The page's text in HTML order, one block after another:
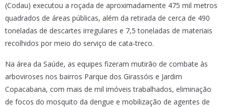
(Codau) executou a roçada de aproximadamente 475 mil metros
quadrados de áreas públicas, além da retirada de cerca de 490
toneladas de descartes irregulares e 7,5 toneladas de materiais
recolhidos por meio do serviço de cata-treco.
Na área da Saúde, as equipes fizeram mutirão de combate às
arboviroses nos bairros Parque dos Girassóis e Jardim
Copacabana, com mais de mil imóveis trabalhados, eliminação
de focos do mosquito da dengue e mobilização de agentes de